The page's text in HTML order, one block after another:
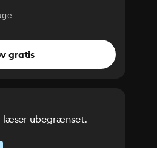
gratis
læser ubegrænset.